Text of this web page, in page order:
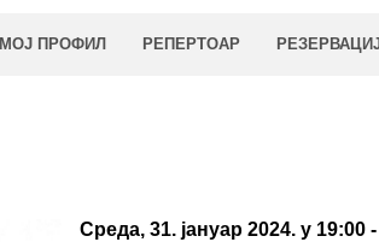
МОЈ ПРОФИЛ РЕПЕРТОАР
Среда, 31. јануар 2024. у